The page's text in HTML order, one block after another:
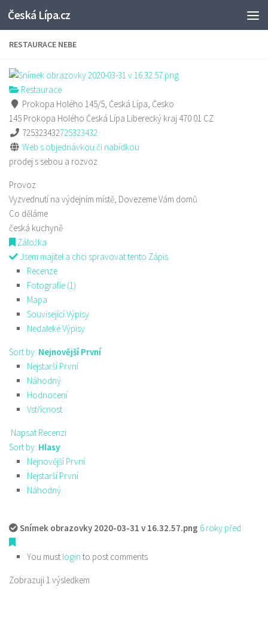
Skip to content
Česká Lípa.cz
RESTAURACE NEBE
Restaurace
Prokopa Holého 145/5, Česká Lípa, Česko
145 Prokopa Holého Česká Lípa Liberecký kraj470 01 CZ
725323432725323432
Web s objednávkou či nabídkou
prodej s sebou a rozvoz
Provoz
Vyzvednutí na výdejním místě, Dovezeme Vám domů
Co děláme
česká kuchyně
Záložka
Jsem majitel a chci spravovat tento Zápis
Recenze
Fotografie (1)
Mapa
Související Výpisy
Nedaleké Výpisy
Sort by: Nejnovější První
Nejstarší První
Náhodný
Hodnocení
Vstřícnost
Napsat Recenzi
Sort by: Hlasy
Nejnovější První
Nejstarší První
Náhodný
Snímek obrazovky 2020-03-31 v 16.32.57.png 6 roky před
You must login to post comments
Zobrazuji 1 výsledkem